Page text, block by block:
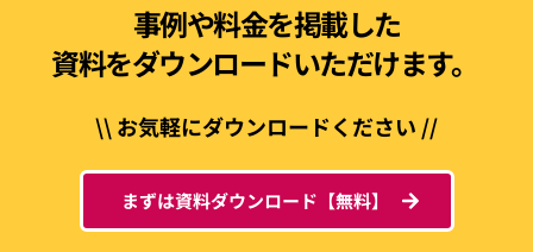
事例や料金を掲載した
資料をダウンロードいただけます。
\\ お気軽にダウンロードください //
まずは資料ダウンロード【無料】